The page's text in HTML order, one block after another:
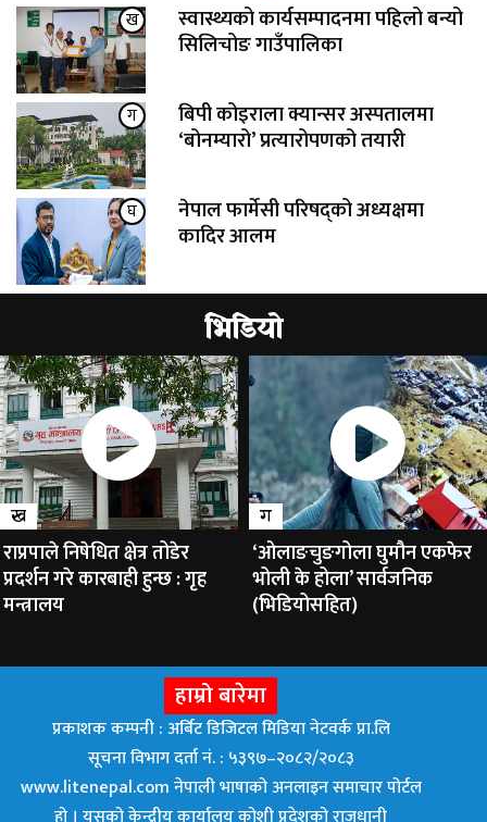
ख स्वास्थ्यको कार्यसम्पादनमा पहिलो बन्यो
सिलिचोङ गाउँपालिका
ग बिपी कोइराला क्यान्सर अस्पतालमा
‘बोनम्यारो’ प्रत्यारोपणको तयारी
घ नेपाल फार्मेसी परिषद्को अध्यक्षमा
कादिर आलम
भिडियो
ख
राप्रपाले निषेधित क्षेत्र तोडेर
प्रदर्शन गरे कारबाही हुन्छ : गृह
मन्त्रालय
ग
‘ओलाङचुङगोला घुमौन एकफेर
भोली के होला’ सार्वजनिक
(भिडियोसहित)
हाम्रो बारेमा
प्रकाशक कम्पनी : अर्बिट डिजिटल मिडिया नेटवर्क प्रा.लि
सूचना विभाग दर्ता नं. : ५३९७–२०८२/२०८३
www.litenepal.com नेपाली भाषाको अनलाइन समाचार पोर्टल